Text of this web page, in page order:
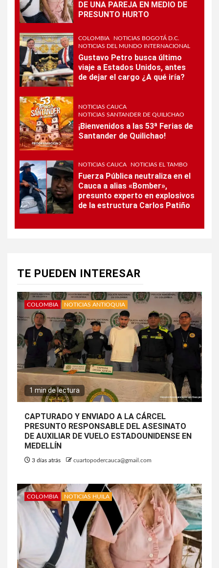
DE UNA PAREJA EN MEDIO DE
PRESUNTO HURTO
COLOMBIA
NOTICIAS BOGOTÁ D.C.
NOTICIAS DEL MUNDO INTERNACIONAL
Gustavo Petro busca último
viaje a Estados Unidos, antes
de dejar el cargo ¿A qué iría?
NOTICIAS CAUCA
NOTICIAS SANTANDER DE QUILICHAO
¡Bienvenidos a las 53ª Ferias de
Santander de Quilichao!
NOTICIAS CAUCA NOTICIAS EL TAMBO
Fuerza Pública neutraliza en el
Cauca a alias «Bomber»,
presunto experto en explosivos
de la estructura Carlos Patiño
TE PUEDEN INTERESAR
COLOMBIA NOTICIAS ANTIOQUIA
1 min de lectura
CAPTURADO Y ENVIADO A LA CÁRCEL
PRESUNTO RESPONSABLE DEL ASESINATO
DE AUXILIAR DE VUELO ESTADOUNIDENSE EN
MEDELLÍN
3 días atrás cuartopodercauca@gmail.com
COLOMBIA NOTICIAS HUILA